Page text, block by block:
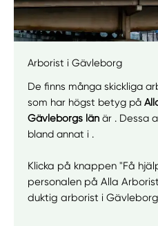
Arborist i Gävleborg
De finns många skickliga
som har högst betyg på
Gävleborgs län är . Dessa
bland annat i .
Klicka på knappen "Få
personalen på Alla
duktig arborist i